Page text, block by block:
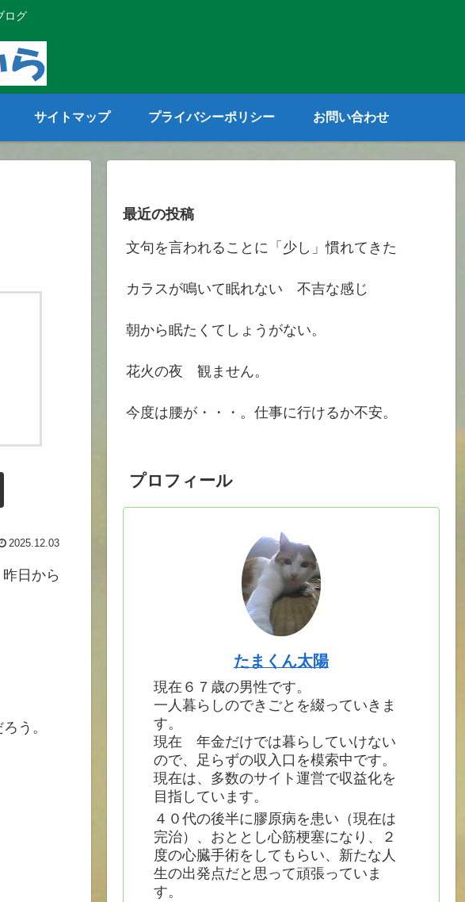
ログ
サイトマップ プライバシーポリシー お問い合わせ
2025.12.03
日から
う。
最近の投稿
文句を言われることに「少し」慣れてきた
カラスが鳴いて眠れない 不吉な感じ
朝から眠たくてしょうがない。
花火の夜 観ません。
今度は腰が・・・。仕事に行けるか不安。
プロフィール
たまくん太陽
現在６７歳の男性です。
一人暮らしのできごとを綴っていきま
す。
現在 年金だけでは暮らしていけない
ので、足らずの収入口を模索中です。
現在は、多数のサイト運営で収益化を
目指しています。
４０代の後半に膠原病を患い（現在は
完治）、おととし心筋梗塞になり、２
度の心臓手術をしてもらい、新たな人
生の出発点だと思って頑張っていま
す。